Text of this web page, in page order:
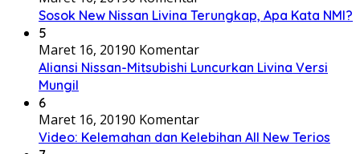
Sosok New Nissan Livina Terungkap, Apa Kata NMI?
5
Maret 16, 20190 Komentar
Aliansi Nissan-Mitsubishi Luncurkan Livina Versi
Mungil
6
Maret 16, 20190 Komentar
Video: Kelemahan dan Kelebihan All New Terios